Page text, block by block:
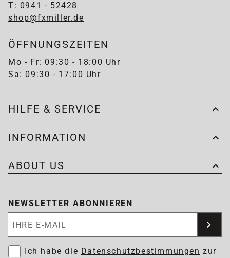
T: 0941 - 52428
shop@fxmiller.de
ÖFFNUNGSZEITEN
Mo - Fr: 09:30 - 18:00 Uhr
Sa: 09:30 - 17:00 Uhr
HILFE & SERVICE
INFORMATION
ABOUT US
NEWSLETTER ABONNIEREN
Ich habe die Datenschutzbestimmungen zur